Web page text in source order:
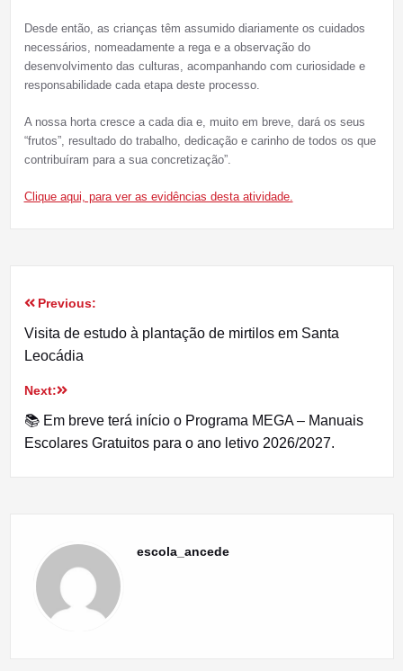
Desde então, as crianças têm assumido diariamente os cuidados
necessários, nomeadamente a rega e a observação do
desenvolvimento das culturas, acompanhando com curiosidade e
responsabilidade cada etapa deste processo.
A nossa horta cresce a cada dia e, muito em breve, dará os seus
“frutos”, resultado do trabalho, dedicação e carinho de todos os que
contribuíram para a sua concretização”.
Clique aqui, para ver as evidências desta atividade.
Navegação
de
artigos
Previous:
Visita de estudo à plantação de mirtilos em Santa
Leocádia
Next:
📚 Em breve terá início o Programa MEGA – Manuais
Escolares Gratuitos para o ano letivo 2026/2027.
escola_ancede